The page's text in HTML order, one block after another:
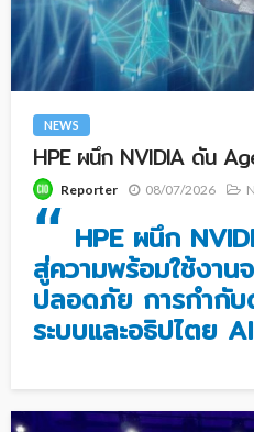
NEWS
HPE ผนึก NVIDIA ดัน
Reporter 08/07/2026
“ HPE ผนึก
สู่ความพร้อมใช้งาน
ปลอดภัย การกำกั
ระบบและอธิปไตย AI